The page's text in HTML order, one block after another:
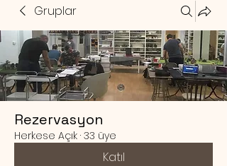
Gruplar
Rezervasyon
Herkese Açık · 33 üye
Katıl